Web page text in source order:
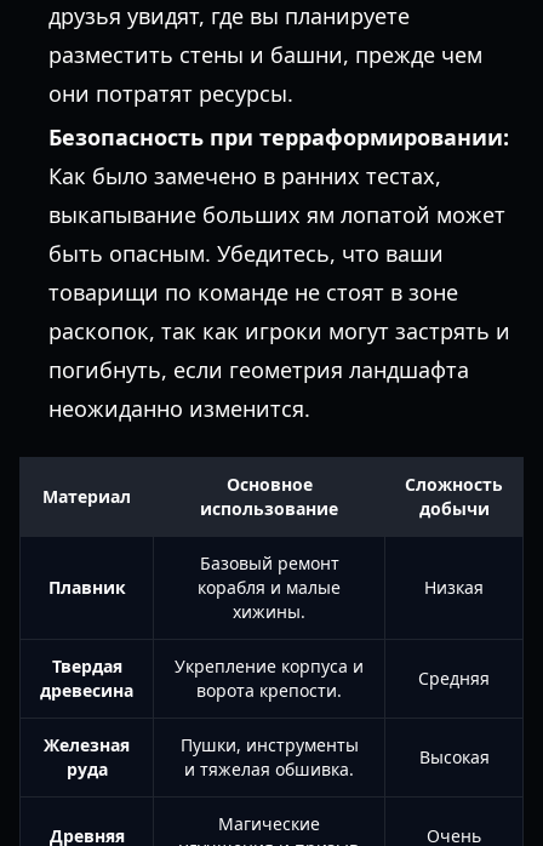
друзья увидят, где вы планируете
разместить стены и башни, прежде чем
они потратят ресурсы.
Безопасность при терраформировании:
Как было замечено в ранних тестах,
выкапывание больших ям лопатой может
быть опасным. Убедитесь, что ваши
товарищи по команде не стоят в зоне
раскопок, так как игроки могут застрять и
погибнуть, если геометрия ландшафта
неожиданно изменится.
Материал
Основное
использование
Сложность
добычи
Плавник
Базовый ремонт
корабля и малые
хижины.
Низкая
Твердая
древесина
Укрепление корпуса и
ворота крепости.
Средняя
Железная
руда
Пушки, инструменты
и тяжелая обшивка.
Высокая
Древняя
Магические
Очень